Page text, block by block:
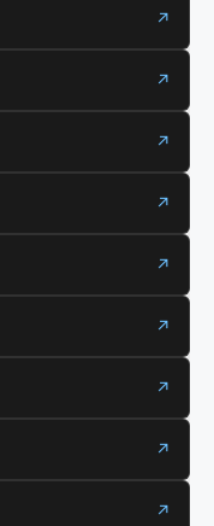
↗
↗
↗
↗
↗
↗
↗
↗
↗